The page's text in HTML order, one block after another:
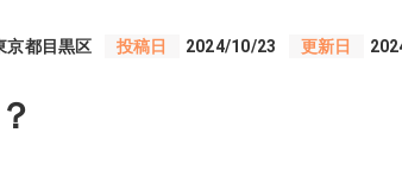
京都目黒区 投稿日 2024/10/23 更新日